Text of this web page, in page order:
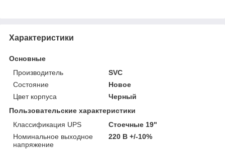
Характеристики
Основные
Производитель
SVC
Состояние
Новое
Цвет корпуса
Черный
Пользовательские характеристики
Классификация UPS
Стоечные 19"
Номинальное выходное
напряжение
220 В +/-10%